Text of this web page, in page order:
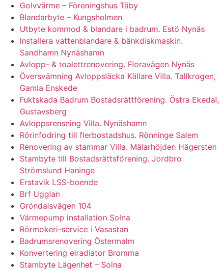
Golvvärme – Föreningshus Täby
Blandarbyte – Kungsholmen
Utbyte kommod & blandare i badrum. Estö Nynäs
Installera vattenblandare & bänkdiskmaskin.
Sandhamn Nynäshamn
Avlopp- & toalettrenovering. Floravägen Nynäs
Översvämning Avloppsläcka Källare Villa. Tallkrogen,
Gamla Enskede
Fuktskada Badrum Bostadsrättförening. Östra Ekedal,
Gustavsberg
Avloppsrensning Villa. Nynäshamn
Rörinfodring till flerbostadshus. Rönninge Salem
Renovering av stammar Villa. Mälarhöjden Hägersten
Stambyte till Bostadsrättsförening. Jordbro
Strömslund Haninge
Erstavik LSS-boende
Brf Ugglan
Gröndalsvägen 104
Värmepump installation Solna
Rörmokeri-service i Vasastan
Badrumsrenovering Östermalm
Konvertering elradiator Bromma
Stambyte Lägenhet – Solna